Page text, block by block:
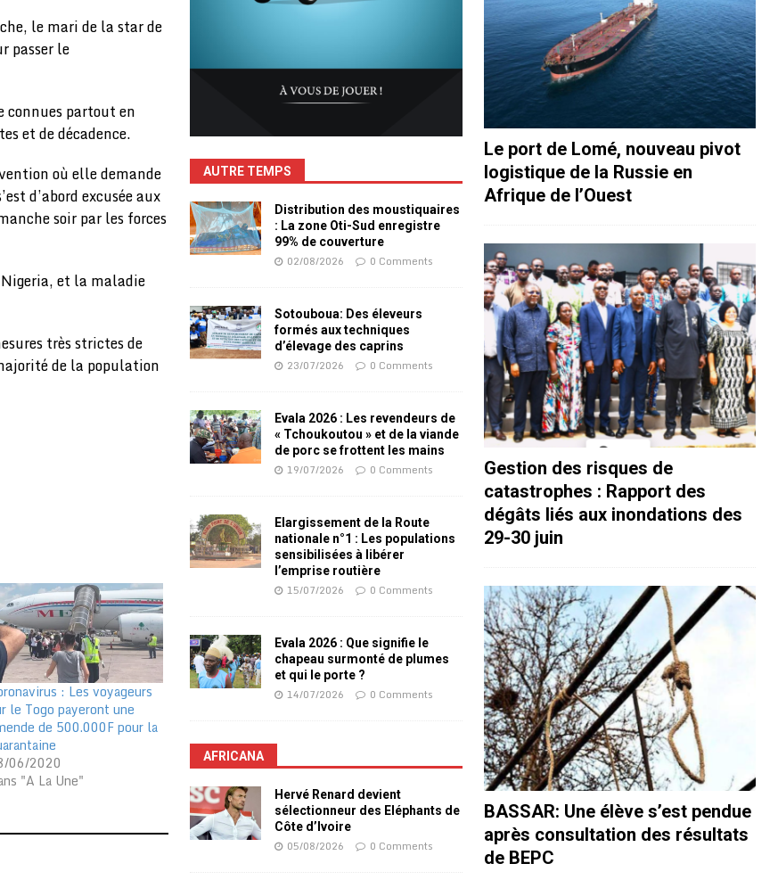
le mari de la star de
passer le
connues partout en
et de décadence.
où elle demande
d’abord excusée aux
soir par les forces
et la maladie
très strictes de
de la population
: Les voyageurs
le Togo payeront une
de 500.000F pour la
06/2020
"A La Une"
AUTRE TEMPS
Distribution des moustiquaires
: La zone Oti-Sud enregistre
99% de couverture
02/08/2026 0 Comments
Sotouboua: Des éleveurs
formés aux techniques
d’élevage des caprins
23/07/2026 0 Comments
Evala 2026 : Les revendeurs de
« Tchoukoutou » et de la viande
de porc se frottent les mains
19/07/2026 0 Comments
Elargissement de la Route
nationale n°1 : Les populations
sensibilisées à libérer
l’emprise routière
15/07/2026 0 Comments
Evala 2026 : Que signifie le
chapeau surmonté de plumes
et qui le porte ?
14/07/2026 0 Comments
AFRICANA
Hervé Renard devient
sélectionneur des Eléphants de
Côte d’Ivoire
05/08/2026 0 Comments
Le port de Lomé, nouveau pivot
logistique de la Russie en
Afrique de l’Ouest
Gestion des risques de
catastrophes : Rapport des
dégâts liés aux inondations des
29-30 juin
BASSAR: Une élève s’est pendue
après consultation des résultats
de BEPC